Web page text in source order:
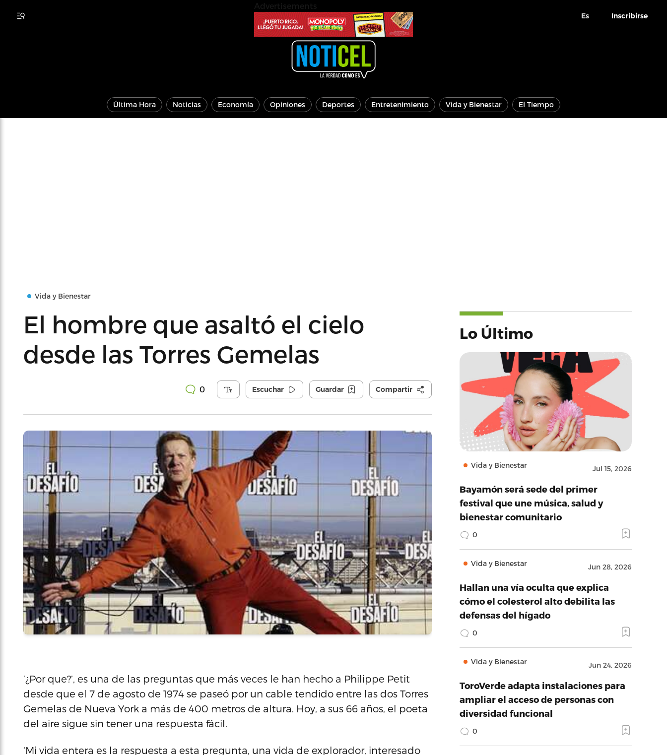
Es Inscribirse
Última Hora Noticias Economía Opiniones Deportes Entretenimiento Vida y Bienestar El Tiempo
Vida y Bienestar
El hombre que asaltó el cielo
desde las Torres Gemelas
0 Escuchar Guardar Compartir
‘¿Por que?’, es una de las preguntas que más veces le han hecho a Philippe Petit
desde que el 7 de agosto de 1974 se paseó por un cable tendido entre las dos Torres
Gemelas de Nueva York a más de 400 metros de altura. Hoy, a sus 66 años, el poeta
del aire sigue sin tener una respuesta fácil.
‘Mi vida entera es la respuesta a esta pregunta, una vida de explorador, interesado
Lo Último
Vida y Bienestar Jul 15, 2026
Bayamón será sede del primer
festival que une música, salud y
bienestar comunitario
0
Vida y Bienestar Jun 28, 2026
Hallan una vía oculta que explica
cómo el colesterol alto debilita las
defensas del hígado
0
Vida y Bienestar Jun 24, 2026
ToroVerde adapta instalaciones para
ampliar el acceso de personas con
diversidad funcional
0